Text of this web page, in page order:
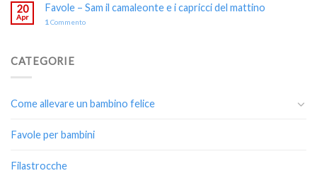
20
Apr
Favole – Sam il camaleonte e i capricci del mattino
1Commento
CATEGORIE
Come allevare un bambino felice
Favole per bambini
Filastrocche